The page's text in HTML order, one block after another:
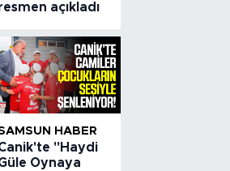
açıkladı
HABER
"Haydi
Oynaya